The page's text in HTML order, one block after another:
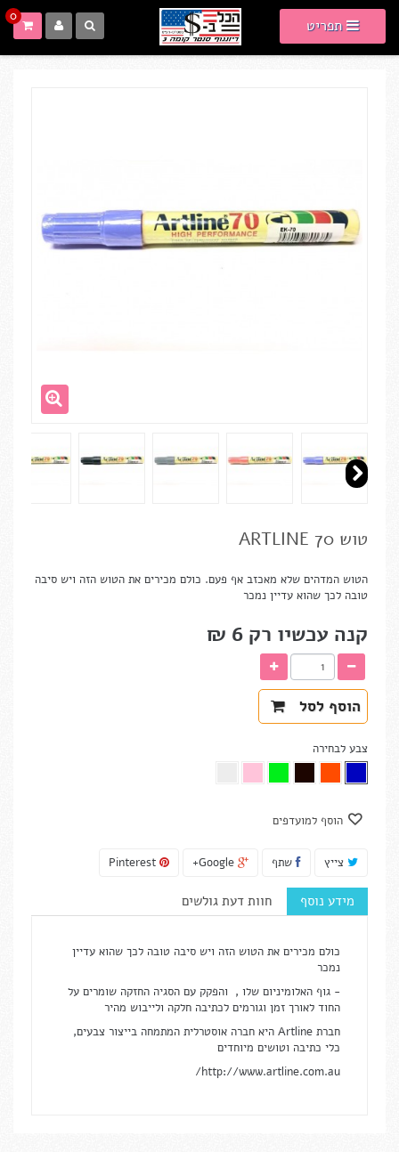
תפריט 0
טוש ARTLINE 70
הטוש המדהים שלא מאכזב אף פעם. כולם מכירים את הטוש הזה ויש סיבה
טובה לכך שהוא עדיין נמכר
קנה עכשיו רק 6 ₪‎
הוסף לסל
צבע לבחירה
הוסף למועדפים
צייץ שתף
מידע נוסף חוות דעת גולשים
כולם מכירים את הטוש הזה ויש סיבה טובה לכך שהוא עדיין
נמכר
- גוף האלומיניום שלו , והפקק עם הסגיה החזקה שומרים על
החוד לאורך זמן וגורמים לכתיבה חלקה ולייבוש מהיר
חברת Artline היא חברה אוסטרלית המתמחה בייצור צבעים,
כלי כתיבה וטושים מיוחדים
http://www.artline.com.au/